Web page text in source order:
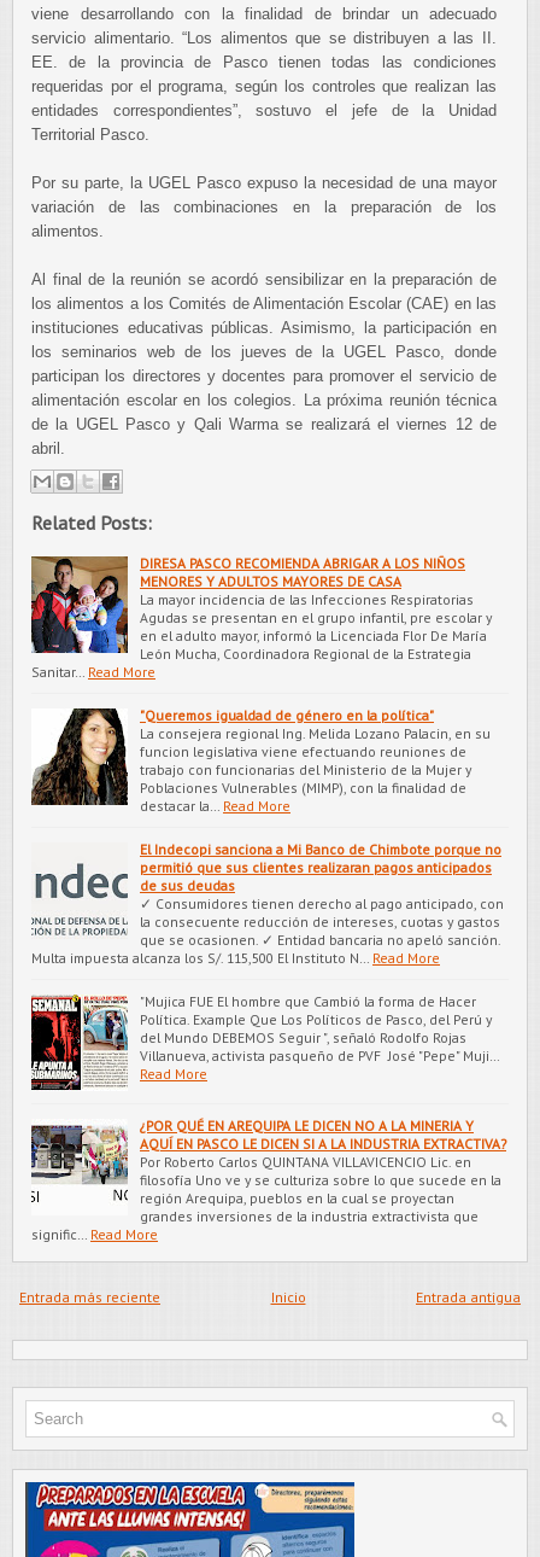
viene desarrollando con la finalidad de brindar un adecuado
servicio alimentario. “Los alimentos que se distribuyen a las II.
EE. de la provincia de Pasco tienen todas las condiciones
requeridas por el programa, según los controles que realizan las
entidades correspondientes”, sostuvo el jefe de la Unidad
Territorial Pasco.
Por su parte, la UGEL Pasco expuso la necesidad de una mayor
variación de las combinaciones en la preparación de los
alimentos.
Al final de la reunión se acordó sensibilizar en la preparación de
los alimentos a los Comités de Alimentación Escolar (CAE) en las
instituciones educativas públicas. Asimismo, la participación en
los seminarios web de los jueves de la UGEL Pasco, donde
participan los directores y docentes para promover el servicio de
alimentación escolar en los colegios. La próxima reunión técnica
de la UGEL Pasco y Qali Warma se realizará el viernes 12 de
abril.
Related Posts:
DIRESA PASCO RECOMIENDA ABRIGAR A LOS NIÑOS
MENORES Y ADULTOS MAYORES DE CASA
La mayor incidencia de las Infecciones Respiratorias
Agudas se presentan en el grupo infantil, pre escolar y
en el adulto mayor, informó la Licenciada Flor De María
León Mucha, Coordinadora Regional de la Estrategia
Sanitar…
Read More
"Queremos igualdad de género en la política"
La consejera regional Ing. Melida Lozano Palacin, en su
funcion legislativa viene efectuando reuniones de
trabajo con funcionarias del Ministerio de la Mujer y
Poblaciones Vulnerables (MIMP), con la finalidad de
destacar la…
Read More
El Indecopi sanciona a Mi Banco de Chimbote porque no
permitió que sus clientes realizaran pagos anticipados
de sus deudas
✓ Consumidores tienen derecho al pago anticipado, con
la consecuente reducción de intereses, cuotas y gastos
que se ocasionen. ✓ Entidad bancaria no apeló sanción.
Multa impuesta alcanza los S/. 115,500 El Instituto N…
Read More
"Mujica FUE El hombre que Cambió la forma de Hacer
Política. Example Que Los Políticos de Pasco, del Perú y
del Mundo DEBEMOS Seguir ", señaló Rodolfo Rojas
Villanueva, activista pasqueño de PVF José "Pepe" Muji…
Read More
¿POR QUÉ EN AREQUIPA LE DICEN NO A LA MINERIA Y
AQUÍ EN PASCO LE DICEN SI A LA INDUSTRIA EXTRACTIVA?
Por Roberto Carlos QUINTANA VILLAVICENCIO Lic. en
filosofía Uno ve y se culturiza sobre lo que sucede en la
región Arequipa, pueblos en la cual se proyectan
grandes inversiones de la industria extractivista que
signific…
Read More
Entrada más reciente Entrada antigua
Inicio